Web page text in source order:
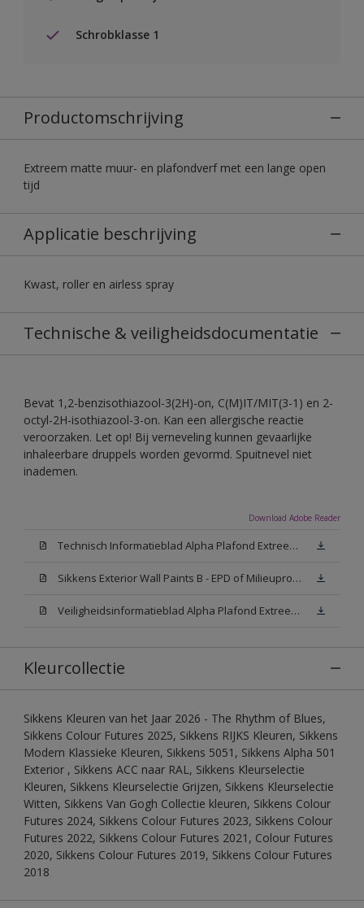
Schrobklasse 1
Productomschrijving
Extreem matte muur- en plafondverf met een lange open
tijd
Applicatie beschrijving
Kwast, roller en airless spray
Technische & veiligheidsdocumentatie
Bevat 1,2-benzisothiazool-3(2H)-on, C(M)IT/MIT(3-1) en 2-
octyl-2H-isothiazool-3-on. Kan een allergische reactie
veroorzaken. Let op! Bij verneveling kunnen gevaarlijke
inhaleerbare druppels worden gevormd. Spuitnevel niet
inademen.
Download Adobe Reader
Technisch Informatieblad Alpha Plafond Extreem Mat (PDF)
Sikkens Exterior Wall Paints B - EPD of Milieuproductverklaring
Veiligheidsinformatieblad Alpha Plafond Extreem Mat White W05 (MSDS)
Kleurcollectie
Sikkens Kleuren van het Jaar 2026 - The Rhythm of Blues,
Sikkens Colour Futures 2025, Sikkens RIJKS Kleuren, Sikkens
Modern Klassieke Kleuren, Sikkens 5051, Sikkens Alpha 501
Exterior , Sikkens ACC naar RAL, Sikkens Kleurselectie
Kleuren, Sikkens Kleurselectie Grijzen, Sikkens Kleurselectie
Witten, Sikkens Van Gogh Collectie kleuren, Sikkens Colour
Futures 2024, Sikkens Colour Futures 2023, Sikkens Colour
Futures 2022, Sikkens Colour Futures 2021, Colour Futures
2020, Sikkens Colour Futures 2019, Sikkens Colour Futures
2018